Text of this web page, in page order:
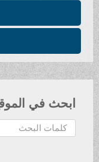
ابحث في الموقع